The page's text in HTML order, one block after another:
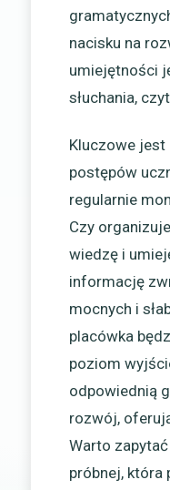
nacisku na
umiejętności
słuchania,
Kluczowe
postępów
regularnie
Czy
wiedzę i
informację
mocnych i
placówka
poziom
odpowiednią
rozwój,
Warto
próbnej, która